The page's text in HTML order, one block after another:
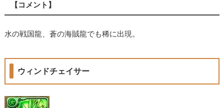
【コメント】
水の戦国龍、蒼の海賊龍でも稀に出現。
ウィンドチェイサー